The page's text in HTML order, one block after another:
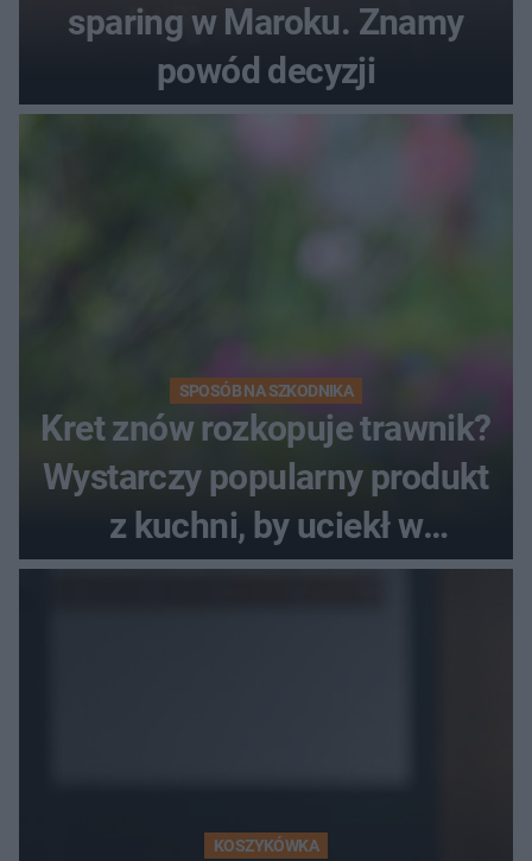
sparing w Maroku. Znamy
powód decyzji
SPOSÓB NA SZKODNIKA
Kret znów rozkopuje trawnik?
Wystarczy popularny produkt
z kuchni, by uciekł w
popłochu
KOSZYKÓWKA